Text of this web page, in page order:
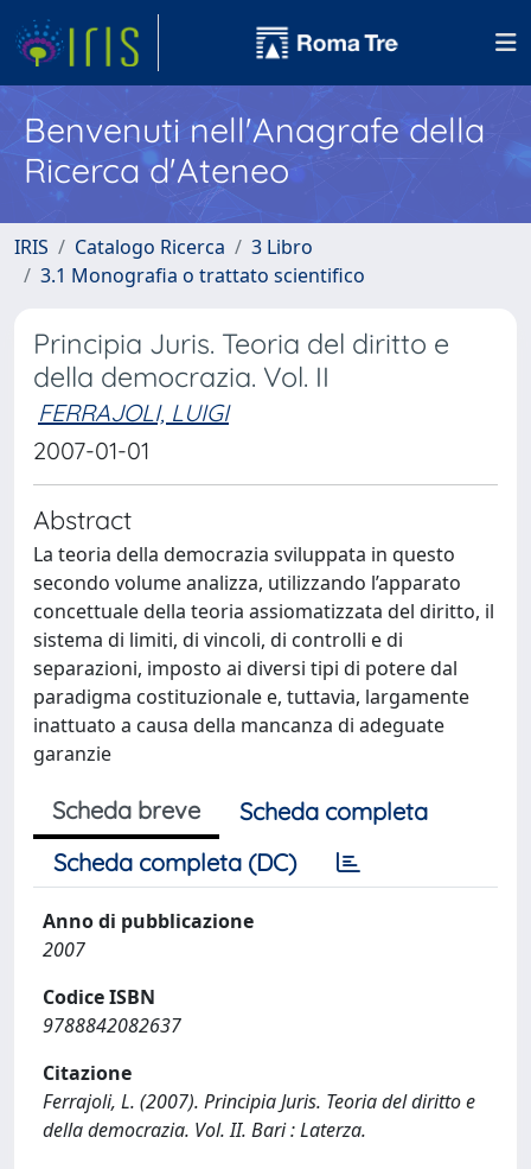
Benvenuti nell'Anagrafe della
Ricerca d'Ateneo
IRIS Catalogo Ricerca
3 Libro
3.1 Monografia o trattato scientifico
Principia Juris. Teoria del diritto e
della democrazia. Vol. II
FERRAJOLI, LUIGI
2007-01-01
Abstract
La teoria della democrazia sviluppata in questo
secondo volume analizza, utilizzando l’apparato
concettuale della teoria assiomatizzata del diritto, il
sistema di limiti, di vincoli, di controlli e di
separazioni, imposto ai diversi tipi di potere dal
paradigma costituzionale e, tuttavia, largamente
inattuato a causa della mancanza di adeguate
garanzie
Scheda breve
Scheda completa
Scheda completa (DC)
Anno di pubblicazione
2007
Codice ISBN
9788842082637
Citazione
Ferrajoli, L. (2007). Principia Juris. Teoria del diritto e
della democrazia. Vol. II. Bari : Laterza.